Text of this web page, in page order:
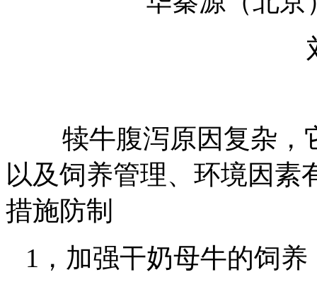
犊牛腹泻原因复杂，
以及饲养管理、环境因素
措施防制
1， 加强干奶母牛的饲养